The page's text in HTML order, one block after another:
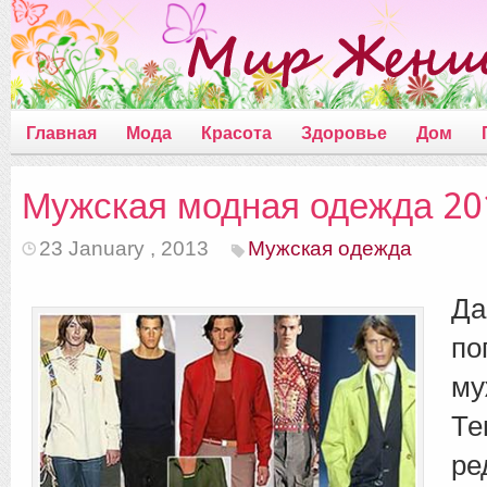
Главная Мода Красота Здоровье Дом
Мужская модная одежда
23 January , 2013 Мужская одежда